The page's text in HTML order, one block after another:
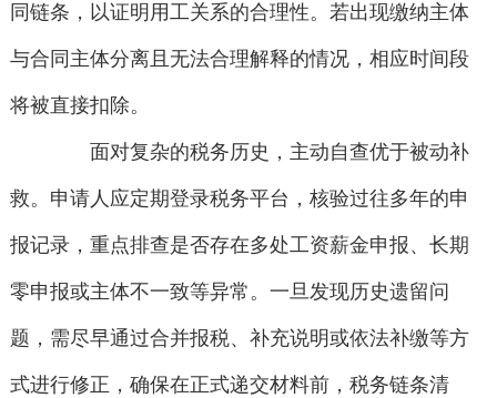
同链条，以证明用工关系的合理性。若出现缴纳主体
与合同主体分离且无法合理解释的情况，相应时间段
将被直接扣除。
面对复杂的税务历史，主动自查优于被动补
救。申请人应定期登录税务平台，核验过往多年的申
报记录，重点排查是否存在多处工资薪金申报、长期
零申报或主体不一致等异常。一旦发现历史遗留问
题，需尽早通过合并报税、补充说明或依法补缴等方
式进行修正，确保在正式递交材料前，税务链条清